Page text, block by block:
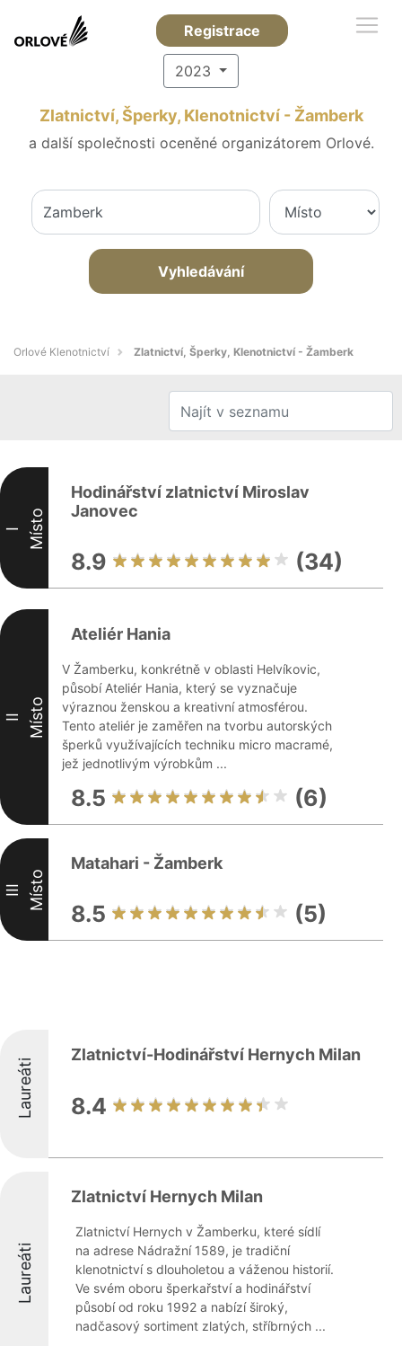
Registrace
2023
Zlatnictví, Šperky, Klenotnictví - Žamberk
a další společnosti oceněné organizátorem Orlové.
Vyhledávání
Orlové Klenotnictví Zlatnictví, Šperky, Klenotnictví - Žamberk
I Místo
Hodinářství zlatnictví Miroslav
Janovec
8.9 (34)
II Místo
Ateliér Hania
V Žamberku, konkrétně v oblasti Helvíkovic,
působí Ateliér Hania, který se vyznačuje
výraznou ženskou a kreativní atmosférou.
Tento ateliér je zaměřen na tvorbu autorských
šperků využívajících techniku micro macramé,
jež jednotlivým výrobkům ...
8.5 (6)
III Místo
Matahari - Žamberk
8.5 (5)
Laureáti
Zlatnictví-Hodinářství Hernych Milan
8.4
Laureáti
Zlatnictví Hernych Milan
Zlatnictví Hernych v Žamberku, které sídlí
na adrese Nádražní 1589, je tradiční
klenotnictví s dlouholetou a váženou historií.
Ve svém oboru šperkařství a hodinářství
působí od roku 1992 a nabízí široký,
nadčasový sortiment zlatých, stříbrných ...